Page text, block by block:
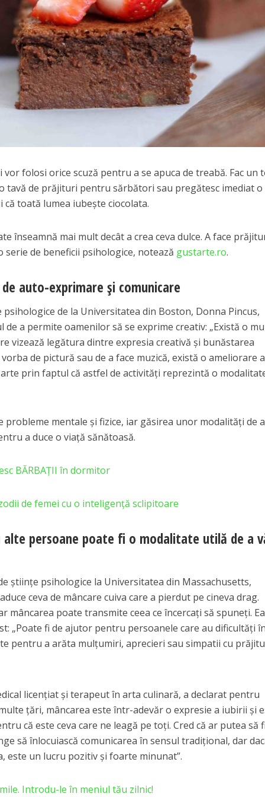
folosi orice scuză pentru a se apuca de treabă. Fac un
tavă de prăjituri pentru sărbători sau pregătesc imediat o
toată lumea iubeşte ciocolata.
înseamnă mai mult decât a crea ceva dulce. A face
de beneficii psihologice, notează gustarte.ro.
auto-exprimare şi comunicare
de la Universitatea din Boston, Donna Pincus,
de a permite oamenilor să se exprime creativ: „Există o
vizează legătura dintre expresia creativă şi bunăstarea
de pictură sau de a face muzică, există o ameliorare a
prin faptul că astfel de activităţi reprezintă o
probleme mentale şi fizice, iar găsirea unor modalităţi de
a duce o viaţă sănătoasă.
BĂRBAȚII în dormitor
de femei cu o inteligenţă sclipitoare
persoane poate fi o modalitate utilă de a
ştiinţe psihologice la Universitatea din Massachusetts,
ceva de mâncare cuiva care a pierdut pe cineva drag.
mâncarea poate transmite ceea ce încercaţi să spuneţi.
„Poate fi de ajutor pentru persoanele care au dificultăţi
pentru a arăta mulţumiri, aprecieri sau simpatii cu
licenţiat şi terapeut în arta culinară, a declarat pentru
ţări, mâncarea este într-adevăr o expresie a iubirii şi
că este ceva care ne leagă pe toţi. Cred că ar putea să
să înlocuiască comunicarea în sensul tradiţional, dar
este un lucru pozitiv şi foarte minunat”.
Introdu-le în meniul tău zilnic!